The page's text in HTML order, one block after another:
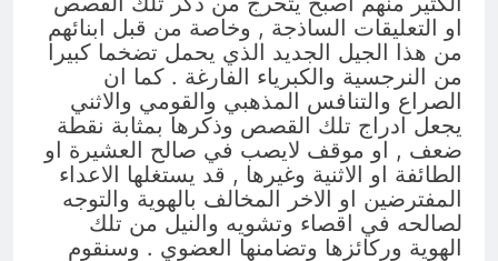
او التعليقات الساذجة , وخاصة من قبل ابنائهم
من هذا الجيل الجديد الذي يحمل تضخما كبيرا
من النرجسية والكبرياء الفارغة . كما ان
الصراع والتنافس المذهبي والقومي والاثني
يجعل ادراج تلك القصص وذكرها بمثابة نقطة
ضعف , او موقف لايصب في صالح العشيرة او
الطائفة او الاثنية وغيرها , قد يستغلها الاعداء
المفترضين او الاخر المخالف بالهوية والتوجه
لصالحه في اقصاء وتشويه والنيل من تلك
الهوية وركائزها وتضامنها العضوي . وسنقوم